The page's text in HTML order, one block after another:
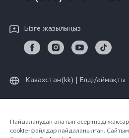
vivo кепілдік туралы нұсқаулық
Тұрақтылық
Бізге жазылыңыз
Казахстан(kk) | Елді/
© vivo Mobile Communication Co., Ltd.,
қорғалған.
Пайдаланудан алатын әсеріңізді
cookie-файлдар пайдаланылған.